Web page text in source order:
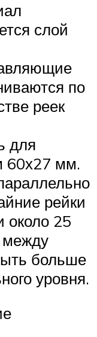
слой
по
реек
для
60х27 мм.
рейки
около 25
между
больше
уровня.